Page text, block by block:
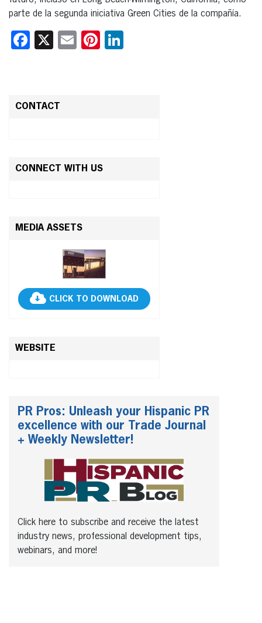
parte de la segunda iniciativa Green Cities de la compañía.
Facebook
X EmailPinterest
CONTACT
CONNECT WITH US
MEDIA ASSETS
CLICK TO DOWNLOAD
WEBSITE
PR Pros: Unleash your Hispanic PR
excellence with our Trade Journal
+ Weekly Newsletter!
Click here to subscribe and receive the latest
industry news, professional development tips,
webinars, and more!